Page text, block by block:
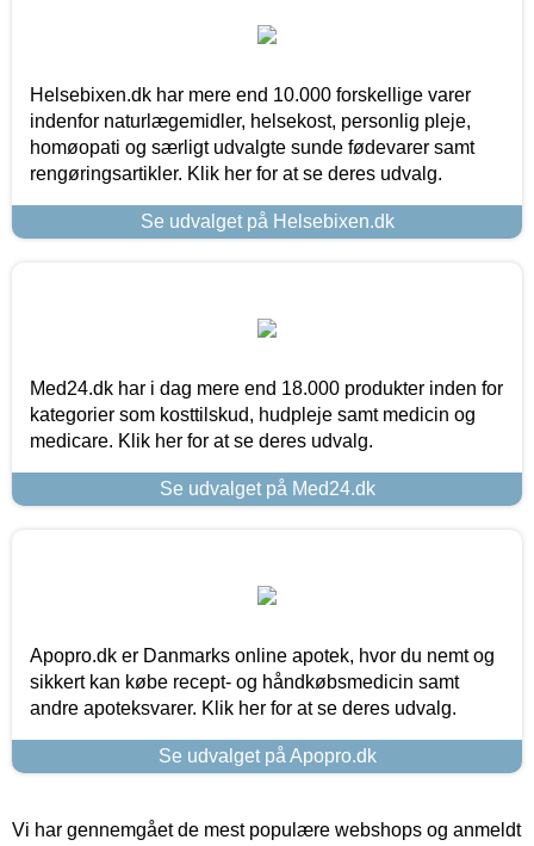
Helsebixen.dk har mere end 10.000 forskellige varer
indenfor naturlægemidler, helsekost, personlig pleje,
homøopati og særligt udvalgte sunde fødevarer samt
rengøringsartikler. Klik her for at se deres udvalg.
Se udvalget på Helsebixen.dk
Med24.dk har i dag mere end 18.000 produkter inden for
kategorier som kosttilskud, hudpleje samt medicin og
medicare. Klik her for at se deres udvalg.
Se udvalget på Med24.dk
Apopro.dk er Danmarks online apotek, hvor du nemt og
sikkert kan købe recept- og håndkøbsmedicin samt
andre apoteksvarer. Klik her for at se deres udvalg.
Se udvalget på Apopro.dk
Vi har gennemgået de mest populære webshops og anmeldt